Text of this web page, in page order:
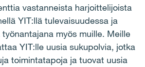
vastanneista harjoittelijoista
YIT:llä tulevaisuudessa ja
myös muille. Meille
YIT:lle uusia sukupolvia, jotka
toimintatapoja ja tuovat uusia